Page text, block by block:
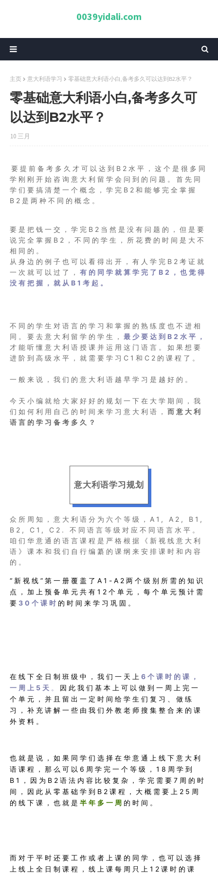
0039yidali.com
主页 意大利语学习 零基础意大利语小白,备考多久可以达到B2水平？
零基础意大利语小白,备考多久可
以达到B2水平？
10 三月
要提前备考多久才可以达到B2水平，这个是很多同
学刚刚开始咨询意大利留学会问到的问题。首先同
学们要搞清楚一个概念，学完B2和能够完全掌握
B2是两种不同的概念。
要是把钱一交，学完B2当然是没有问题的，但是要
说完全掌握B2，不同的学生，所花费的时间是大不
相同的。
从身边的例子也可以看得出开，有人学完B2考证就
一次就可以过了， 有的同学就算学完了B2，也觉得
没有把握，就从B1考起。
不同的学生对语言的学习和掌握的熟练度也不进相
同。要去意大利留学的学生， 最少要达到B2水平，
才能听懂意大利语授课并运用这门语言。如果想要
进阶到高级水平，就需要学习C1和C2的课程了。
一般来说，我们的意大利语越早学习是越好的。
今天小编就给大家好好的规划一下在大学期间，我
们如何利用自己的时间来学习意大利语， 而意大利
语言的学习备考多久？
意大利语学习规划
众所周知，意大利语分为六个等级，A1, A2, B1,
B2, C1, C2. 不同语言等级对应不同语言水平。
咱们华意通的语言课程是严格根据《新视线意大利
语》课本和我们自行编纂的课纲来安排课时和内容
的。
“新视线”第一册覆盖了A1-A2两个级别所需的知识
点，加上预备单元共有12个单元，每个单元预计需
要 30个课时 的时间来学习巩固。
在线下全日制班级中，我们一天上 6个课时的课，
一周上5天 。 因此我们基本上可以做到一周上完一
个单元，并且留出一定时间给学生们复习、做练
习，补充讲解一些由我们外教老师搜集整合来的课
外资料。
也就是说，如果同学们选择在华意通上线下意大利
语课程，那么可以6周学完一个等级，18周学到
B1，因为B2语法内容比较复杂，学完需要7周的时
间，因此从零基础学到B2课程，大概需要上25周
的线下课，也就是 半年多一周 的时间。
而对于平时还要工作或者上课的同学，也可以选择
上线上全日制课程，线上课每周只上12课时的课